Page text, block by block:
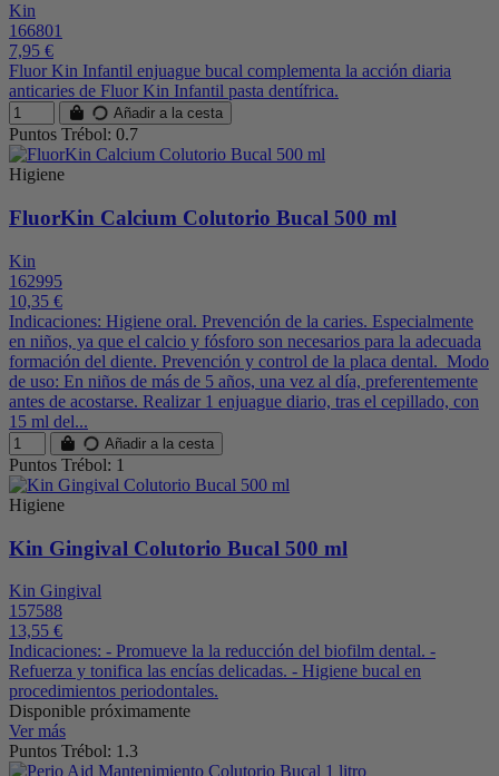
Kin
166801
7,95 €
Fluor Kin Infantil enjuague bucal complementa la acción diaria
anticaries de Fluor Kin Infantil pasta dentífrica.
Añadir a la cesta
Puntos Trébol: 0.7
Higiene
FluorKin Calcium Colutorio Bucal 500 ml
Kin
162995
10,35 €
Indicaciones: Higiene oral. Prevención de la caries. Especialmente
en niños, ya que el calcio y fósforo son necesarios para la adecuada
formación del diente. Prevención y control de la placa dental. Modo
de uso: En niños de más de 5 años, una vez al día, preferentemente
antes de acostarse. Realizar 1 enjuague diario, tras el cepillado, con
15 ml del...
Añadir a la cesta
Puntos Trébol: 1
Higiene
Kin Gingival Colutorio Bucal 500 ml
Kin Gingival
157588
13,55 €
Indicaciones: - Promueve la la reducción del biofilm dental. -
Refuerza y tonifica las encías delicadas. - Higiene bucal en
procedimientos periodontales.
Disponible próximamente
Ver más
Puntos Trébol: 1.3